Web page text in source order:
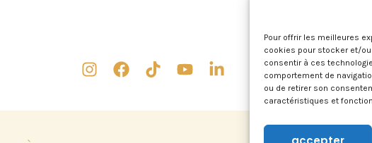
Pour offrir les meilleures
cookies pour stocker et/
consentir à ces
comportement de
ou de retirer son
caractéristiques et